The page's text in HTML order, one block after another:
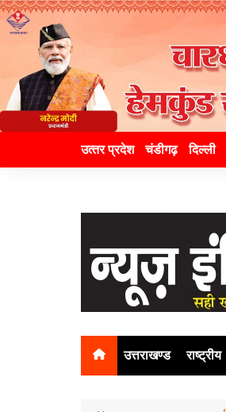
उत्‍तर प्रदेश चंडीगढ़ दिल्ली
उत्तराखण्ड राष्ट्रीय